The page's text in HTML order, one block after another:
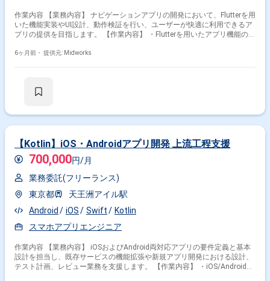
作業内容 【業務内容】 ナビゲーションアプリの開発において、Flutterを用
いた機能実装やUI設計、動作検証を行い、ユーザーが快適に利用できるア
プリの提供を目指します。 【作業内容】 ・Flutterを用いたアプリ機能の設
・アプリの動作検証および改善対応
6ヶ月前・ 提供元: Midworks
【Kotlin】iOS・Androidアプリ開発 上流工程支援
700,000円/月
業務委託(フリーランス)
東京都
天王洲アイル駅
Android
iOS Swift
Kotlin
スマホアプリエンジニア
作業内容 【業務内容】 iOSおよびAndroid両対応アプリの要件定義と基本
設計を担当し、既存サービスの機能拡張や新規アプリ開発における設計、
テスト計画、レビュー業務を支援します。 【作業内容】 ・iOS/Androidア